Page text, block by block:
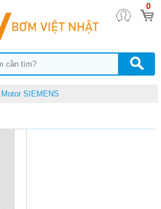
0
Motor SIEMENS